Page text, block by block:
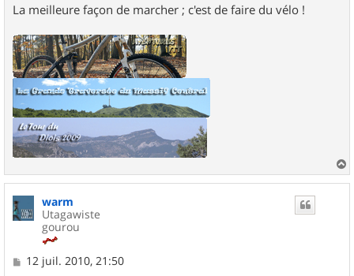
La meilleure façon de marcher ; c'est de faire du vélo !
a
u
warm
Utagawiste
gourou
M12 juil. 2010, 21:50